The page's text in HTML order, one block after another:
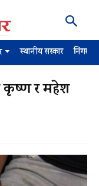
स्थानीय सरकार
र महेश